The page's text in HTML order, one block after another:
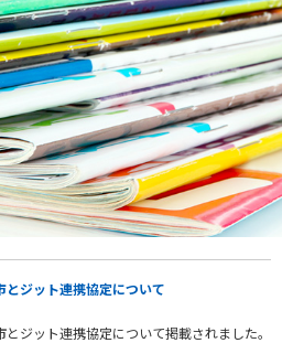
ジット連携協定について
ジット連携協定について掲載されました。